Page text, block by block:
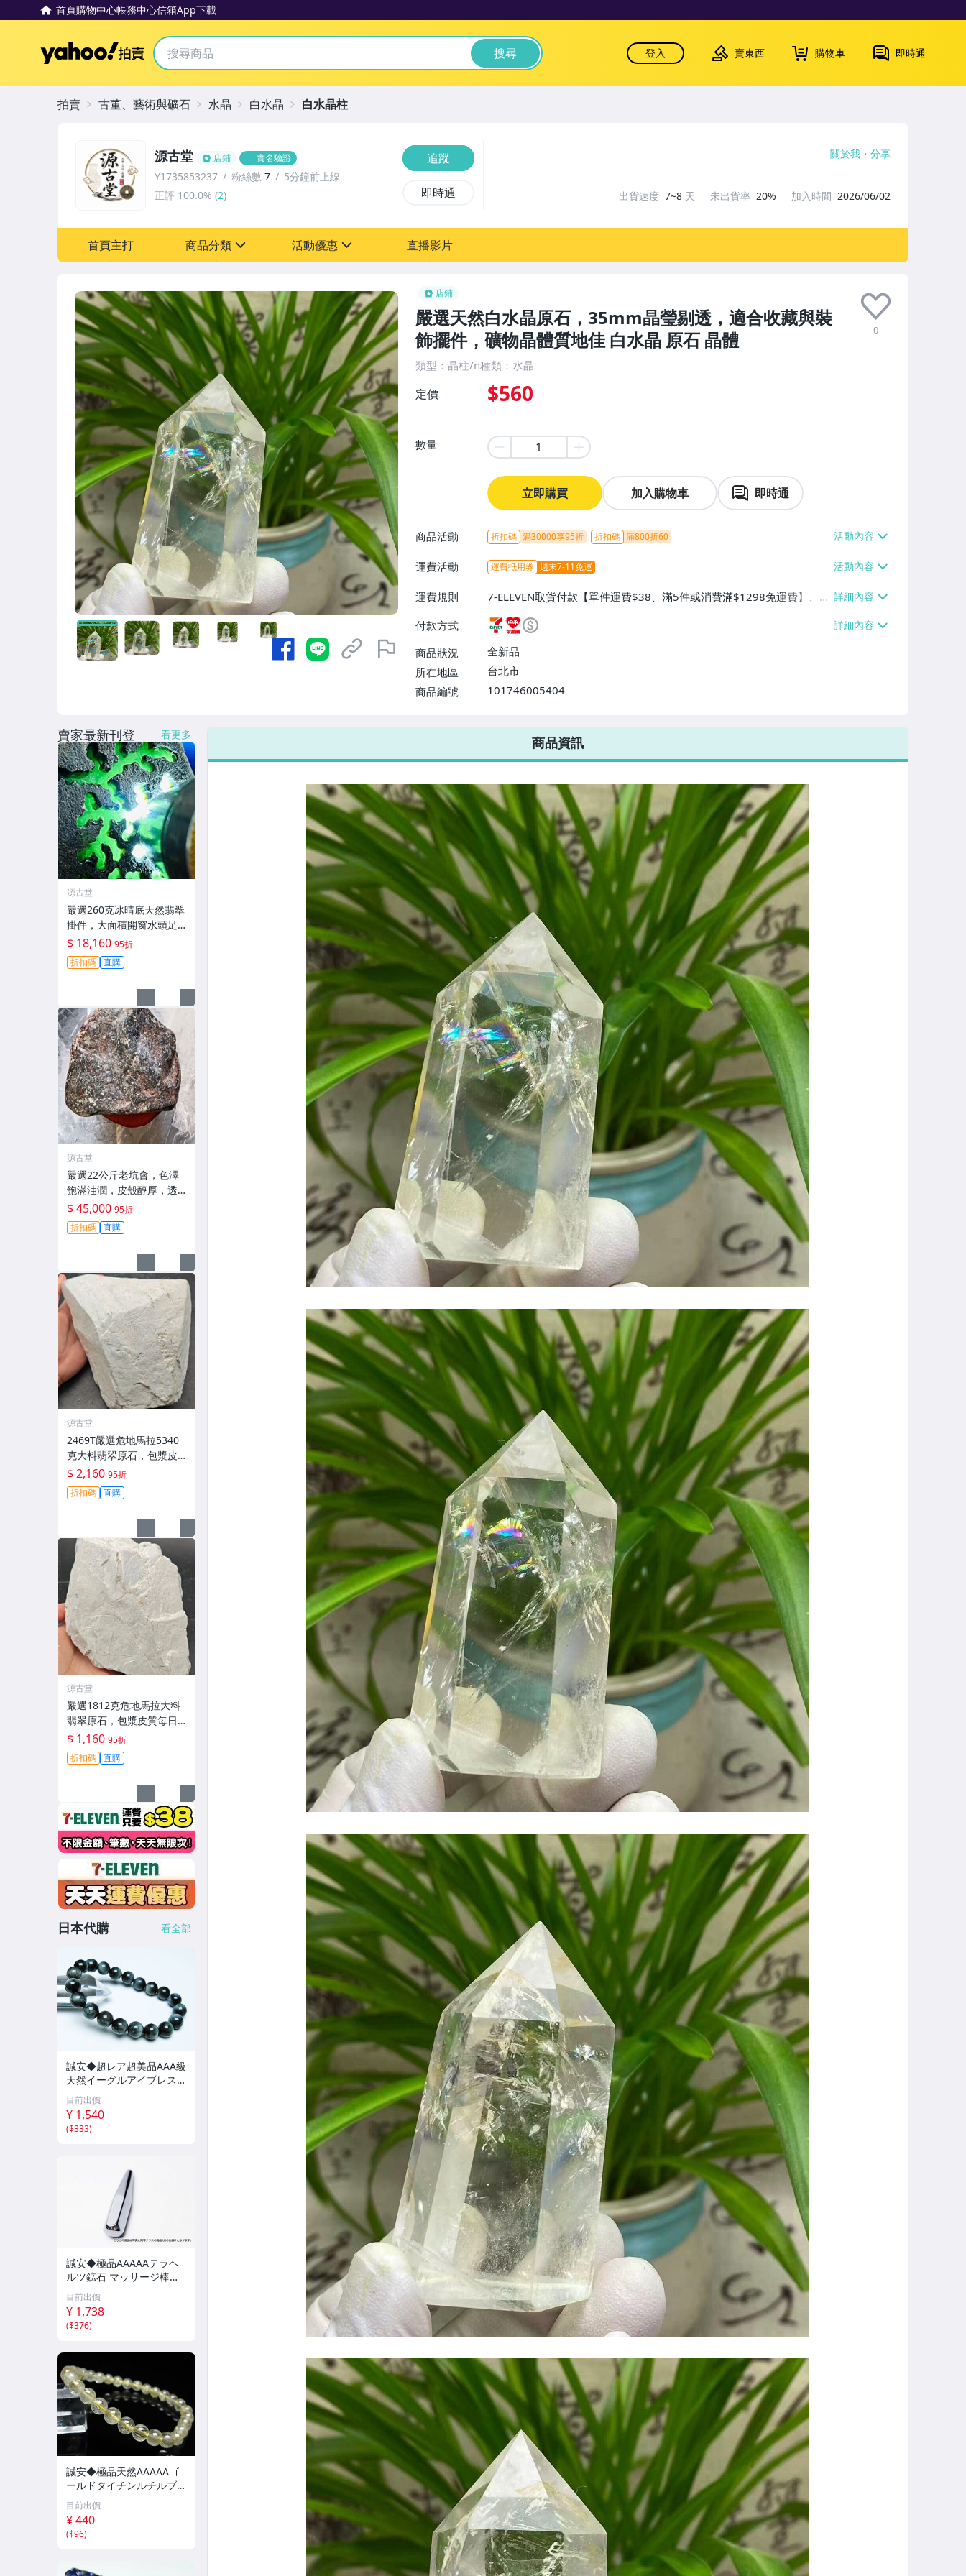
首頁購物中心帳務中心信箱App下載
Yahoo拍賣 搜尋 登入 賣東西 購物車 即時通
店鋪
嚴選天然白水晶原石，35mm晶瑩剔透，適合收藏與裝
飾擺件，礦物晶體質地佳 白水晶 原石 晶體
0
類型：晶柱/n種類：水晶
定價 $560
數量
立即購買 加入購物車 即時通
商品活動 折扣碼 滿30000享95折 折扣碼 滿800折60
運費活動 運費抵用券 週末7-11免運
運費規則
7-ELEVEN取貨付款【單件運費$38、滿5件或消費滿$1298免運費】、7-
ELEVEN取貨不付款【免運費】、萊爾富取貨付款【單件運費$60、滿5件
或消費滿$1298免運費】、宅配/貨運【單件運費$120、滿5件或消費滿
$1598免運費】
付款方式
商品狀況
全新品
所在地區
台北市
商品編號
101746005404
7-ELEVEN 運費只要38元
不限金額、筆數，筆筆優惠無限次！
源古堂 店鋪 實名驗證
Y1735853237 粉絲數 7
5分鐘前上線
正評 100.0% (2)
追蹤
即時通
關於我 分享
出貨速度 7~8 天 未出貨率 20% 加入時間 2026/06/02
首頁主打 商品分類 活動優惠
[全店] 粉絲專享
直播影片
拍賣 古董、藝術與礦石 水晶 白水晶 白水晶柱
商品資訊
賣家最新刊登 看更多
源古堂
嚴選260克冰晴底天然翡翠
掛件，大面積開窗水頭足
肉質細，適合收藏與佩戴
#翡翠 #天然翡翠 #A貨翡
翠玉石
$ 18,160 95折
折扣碼 直購
源古堂
嚴選22公斤老坑會，色澤
飽滿油潤，皮殼醇厚，透
著迷人的黃霧光澤 翡翠 A
貨 玉石
$ 45,000 95折
折扣碼 直購
源古堂
2469T嚴選危地馬拉5340
克大料翡翠原石，包漿皮
質每日拍賣截拍11點，真
實成交等您來！翡翠 原石
包漝
$ 2,160 95折
折扣碼 直購
源古堂
嚴選1812克危地馬拉大料
翡翠原石，包漿皮質每日
晚11點截拍。 危地馬拉 翡
翠原石 大料
$ 1,160 95折
折扣碼 直購
日本代購 看全部
誠安◆超レア超美品AAA級
天然イーグルアイブレスレ
ット 10mm [T156-6923]
目前出價
¥ 1,540
($333)
誠安◆極品AAAAAテラヘ
ルツ鉱石 マッサージ棒サ
イズ：小[T557-2151]
目前出價
¥ 1,738
($376)
誠安◆極品天然AAAAAゴ
ールドタイチンルチルブレ
スレット 6mm [T171-793
7]
目前出價
¥ 440
($96)